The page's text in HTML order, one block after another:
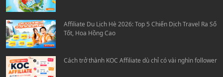
Affiliate Du Lịch Hè 2026: Top 5 Chiến Dịch Travel Ra Số
Tốt, Hoa Hồng Cao
Cách trở thành KOC Affiliate dù chỉ có vài nghìn follower